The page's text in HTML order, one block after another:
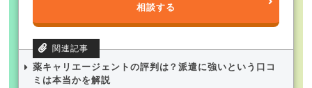
相談する
薬キャリエージェントの評判は？派遣に強いという口コ
ミは本当かを解説